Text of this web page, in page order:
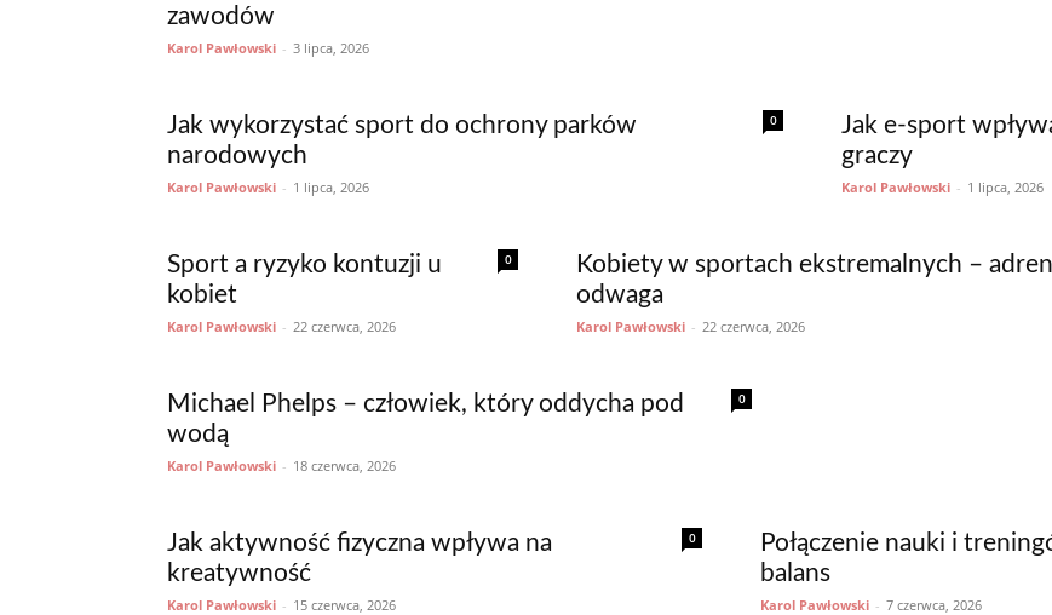
zawodów
Karol Pawłowski - 3 lipca, 2026
0
Jak wykorzystać sport do ochrony parków
narodowych
Karol Pawłowski - 1 lipca, 2026
Jak e-sport
graczy
Karol Pawłowski - 1 lipca, 2026
0
Sport a ryzyko kontuzji u
kobiet
Karol Pawłowski - 22 czerwca, 2026
Kobiety w sportach ekstremalnych –
odwaga
Karol Pawłowski - 22 czerwca, 2026
0
Michael Phelps – człowiek, który oddycha pod
wodą
Karol Pawłowski - 18 czerwca, 2026
0
Jak aktywność fizyczna wpływa na
kreatywność
Karol Pawłowski - 15 czerwca, 2026
Połączenie nauki i
balans
Karol Pawłowski - 7 czerwca, 2026